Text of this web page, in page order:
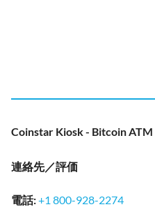
Coinstar Kiosk - Bitcoin ATM
連絡先／評価
電話:+1 800-928-2274